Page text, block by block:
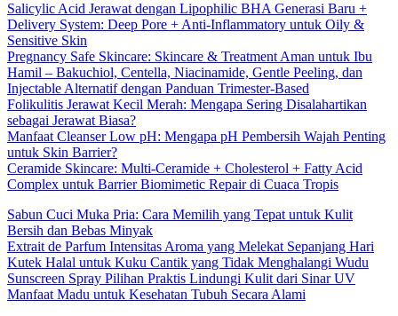
Salicylic Acid Jerawat dengan Lipophilic BHA Generasi Baru +
Delivery System: Deep Pore + Anti-Inflammatory untuk Oily &
Sensitive Skin
Pregnancy Safe Skincare: Skincare & Treatment Aman untuk Ibu
Hamil – Bakuchiol, Centella, Niacinamide, Gentle Peeling, dan
Injectable Alternatif dengan Panduan Trimester-Based
Folikulitis Jerawat Kecil Merah: Mengapa Sering Disalahartikan
sebagai Jerawat Biasa?
Manfaat Cleanser Low pH: Mengapa pH Pembersih Wajah Penting
untuk Skin Barrier?
Ceramide Skincare: Multi-Ceramide + Cholesterol + Fatty Acid
Complex untuk Barrier Biomimetic Repair di Cuaca Tropis
Sabun Cuci Muka Pria: Cara Memilih yang Tepat untuk Kulit
Bersih dan Bebas Minyak
Extrait de Parfum Intensitas Aroma yang Melekat Sepanjang Hari
Kutek Halal untuk Kuku Cantik yang Tidak Menghalangi Wudu
Sunscreen Spray Pilihan Praktis Lindungi Kulit dari Sinar UV
Manfaat Madu untuk Kesehatan Tubuh Secara Alami